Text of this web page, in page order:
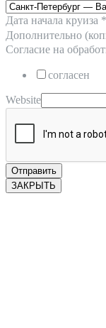
Дата начала круиза *
Дополнительно
Согласие на
согласен
Website
Отправить
ЗАКРЫТЬ